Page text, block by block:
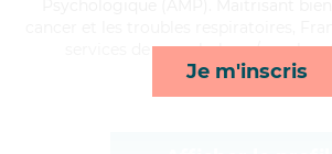
Je m'inscris
services de rappels, lever/coucher,
compagnie/loisirs*